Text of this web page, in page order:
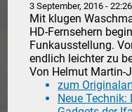
3 September, 2016 - 22:26
Mit klugen
HD-Fernsehern
Funkausstellung.
endlich leichter zu
Von Helmut Martin-
zum
Neue